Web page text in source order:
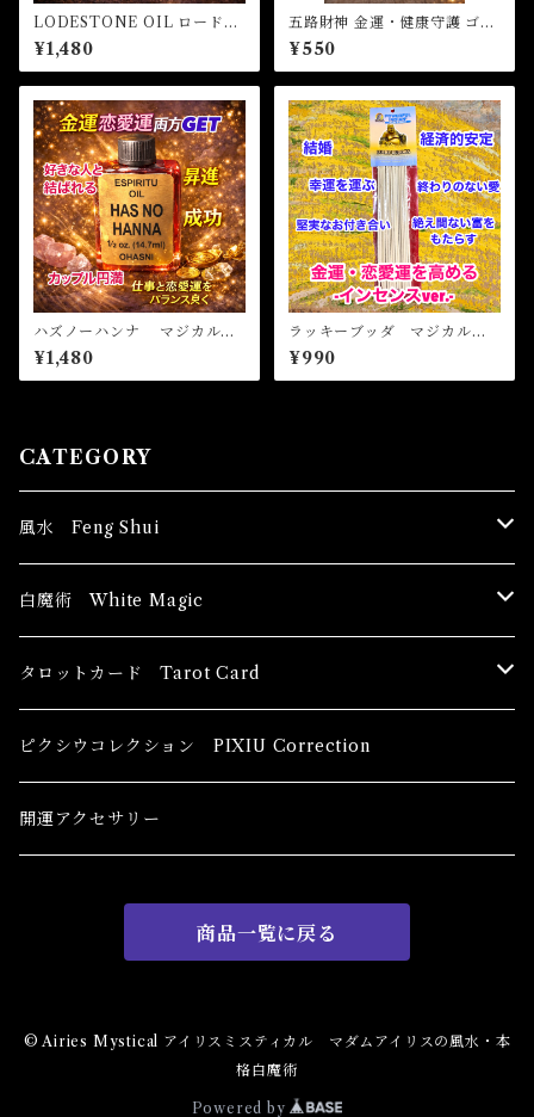
LODESTONE OIL ロードス
トーンオイル-磁石のようにほ
しいものを引き寄せる-
¥1,480
五路財神 金運・健康守護 ゴー
ルドプレート
¥550
ハズノーハンナ マジカルオ
イル・魔女オイル HAS NO
HANNA Magical Oil
¥1,480
ラッキーブッダ マジカルス
ティックインセンス LUCK
Y BUDDHA Magical Stick
Incense
¥990
CATEGORY
風水 Feng Shui
ブッダ Buddha
恋愛運
健康運 Health
金運 Money
キーチェーン
金運 Money
干支風水置き物
ブレスレット Bracelet
白魔術 White Magic
香油 Oils
恋愛 Love
金運 Money
スピリチュアル Spiritual
キャンドル Candles
恋愛 Love
線香 Stick Incense
パウダー Magical Powder
仕事
バス＆フロアウォッシュ Bath&Floor Wash
バスハーブ Bath Herb
タロットカード Tarot Card
初心者向け For The Beginners
中級者向け
ピクシウコレクション PIXIU Correction
開運アクセサリー
商品一覧に戻る
© Airies Mystical アイリスミスティカル マダムアイリスの風水・本
格白魔術
Powered by